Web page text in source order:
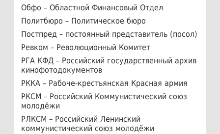
Обфо – Областной Финансовый Отдел
Политбюро – Политическое бюро
Постпред – постоянный представитель (посол)
Ревком – Революционный Комитет
РГА КФД – Российский государственный архив
кинофотодокументов
РККА – Рабоче-крестьянская Красная армия
РКСМ – Российский Коммунистический союз
молодёжи
РЛКСМ – Российский Ленинский
коммунистический союз молодёжи